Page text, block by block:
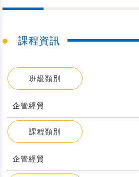
課程資訊
班級類別
企管經貿
課程類別
企管經貿